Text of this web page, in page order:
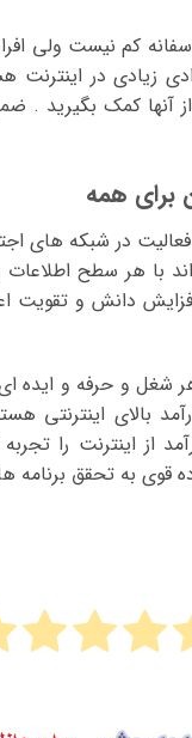
کم نیست ولی
زیادی در
آنها کمک بگیرید .
برای همه
در شبکه های
با هر سطح اطلاعات
دانش و تقویت
هر شغل و حرفه و
بالای اینترنتی
از اینترنت را
قوی به تحقق برنامه